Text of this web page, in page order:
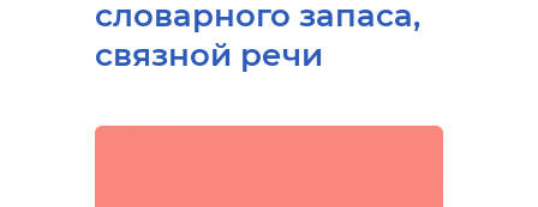
словарного запаса,
связной речи